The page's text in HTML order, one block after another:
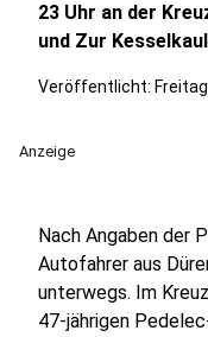
23 Uhr an der
und Zur
Veröffentlicht:
Anzeige
Nach Angaben der
Autofahrer aus
unterwegs. Im
47-jährigen